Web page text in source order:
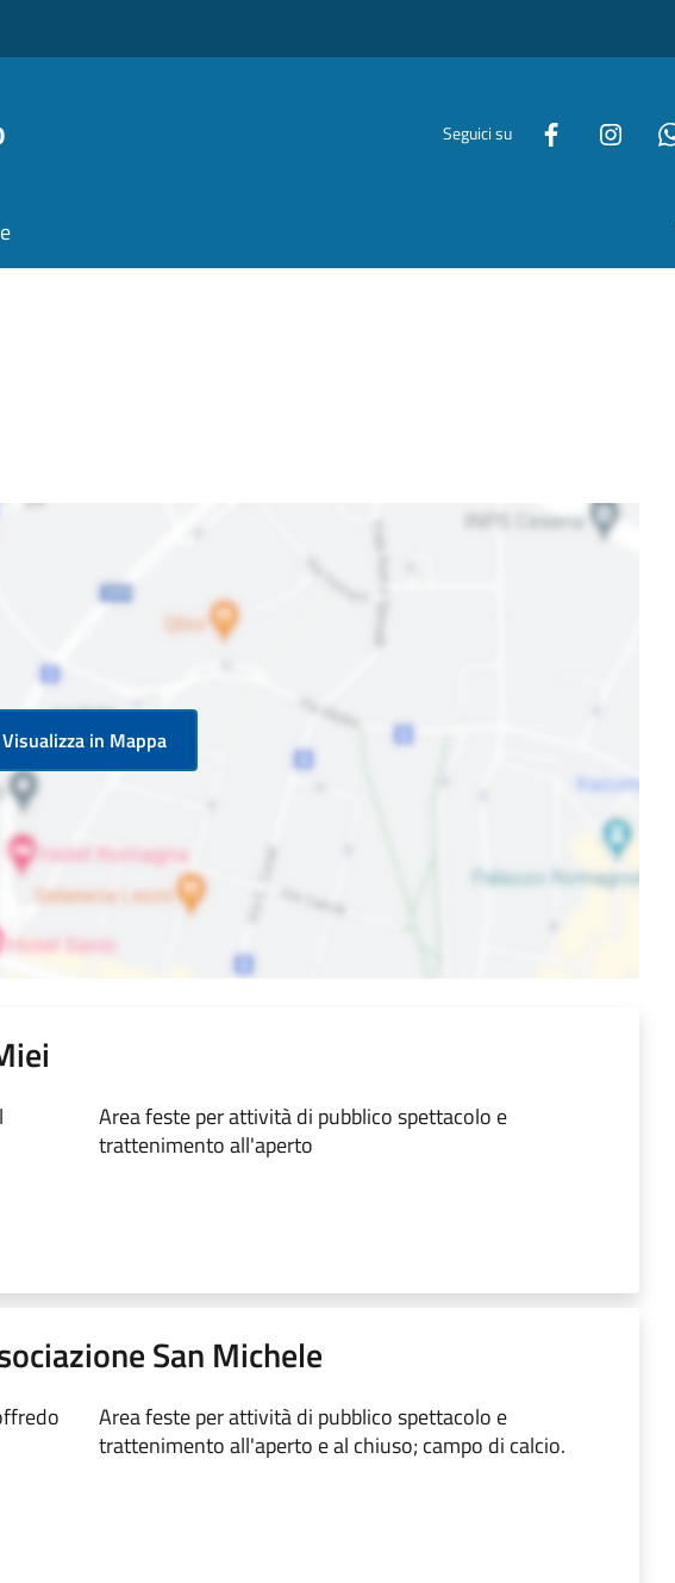
Seguici su
Visualizza in Mappa
Area feste per attività di pubblico spettacolo e
trattenimento all'aperto
San Michele
Area feste per attività di pubblico spettacolo e
trattenimento all'aperto e al chiuso; campo di calcio.